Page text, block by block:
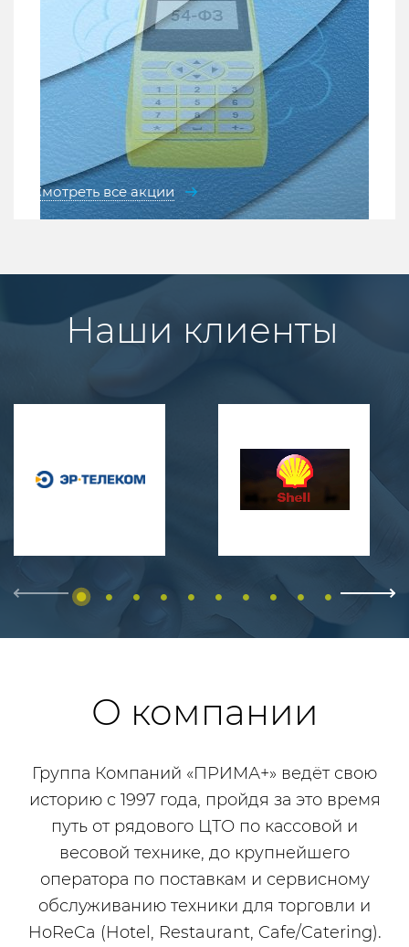
Смотреть все акции
Наши клиенты
Previous next
О компании
Группа Компаний «ПРИМА+» ведёт свою
историю с 1997 года, пройдя за это время
путь от рядового ЦТО по кассовой и
весовой технике, до крупнейшего
оператора по поставкам и сервисному
обслуживанию техники для торговли и
HoReCa (Hotel, Restaurant, Cafe/Catering).